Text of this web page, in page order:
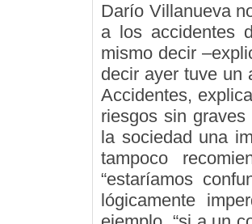
Darío Villanueva
a los accidentes
mismo decir
decir ayer tuve un
Accidentes,
riesgos sin
la sociedad una
tampoco
“estaríamos
lógicamente